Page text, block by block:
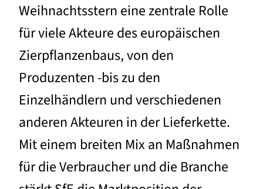
Weihnachtsstern eine zentrale Rolle
für viele Akteure des europäischen
Zierpflanzenbaus, von den
Produzenten -bis zu den
Einzelhändlern und verschiedenen
anderen Akteuren in der Lieferkette.
Mit einem breiten Mix an Maßnahmen
für die Verbraucher und die Branche